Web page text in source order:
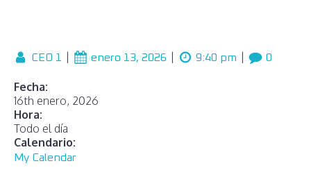
CEO 1 enero 13, 2026 9:40 pm 0
Fecha:
16th enero, 2026
Hora:
Todo el día
Calendario:
My Calendar